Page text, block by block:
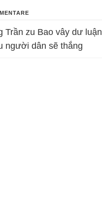
Trần zu Bao vây dư luận
người dân sẽ thắng